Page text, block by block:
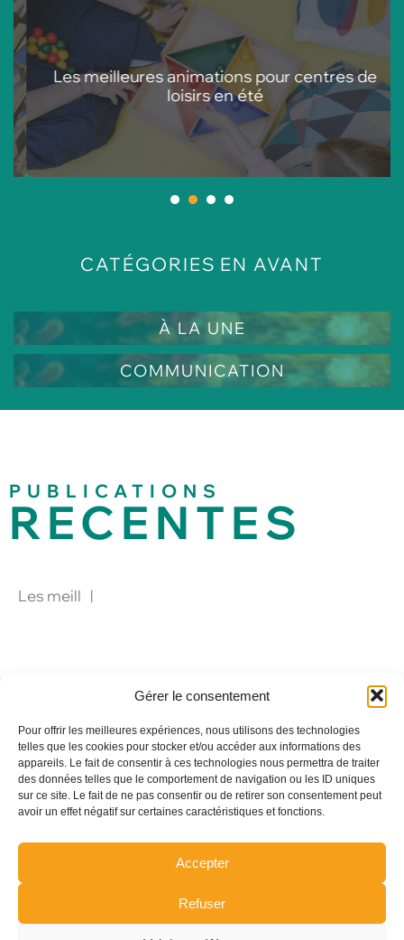
Gérer le consentement
Pour offrir les meilleures expériences, nous utilisons des technologies
telles que les cookies pour stocker et/ou accéder aux informations des
appareils. Le fait de consentir à ces technologies nous permettra de traiter
des données telles que le comportement de navigation ou les ID uniques
sur ce site. Le fait de ne pas consentir ou de retirer son consentement peut
avoir un effet négatif sur certaines caractéristiques et fonctions.
Accepter
Refuser
Les meilleures animations pour centres de
loisirs en été
CATÉGORIES EN AVANT
À LA UNE
COMMUNICATION
PUBLICATIONS
RECENTES
Les meilleures animations pour cen
Quel spectacle original pour un événement
d’entreprise à Paris ?
Pourquoi le verre influence le goût du
champagne ?